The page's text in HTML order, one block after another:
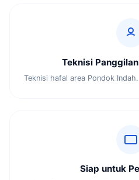
Teknisi
Teknisi hafal area Pondok
Siap untuk